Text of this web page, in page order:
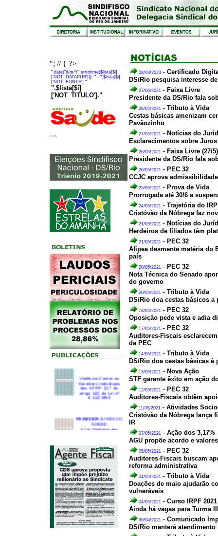
"; // } ?>
".date("d/m/Y",strtotime($lista[$i]
['NOT_DATAPUB'])). " - ".$lista[$i]
['NOT_FONTE']."
".$lista[$i]
['NOT_TITULO']."
Garantias Individuais
dos AFRF: §1º, do
artigo 142, da Lei nº
8.112/1990
PARECER JURÍDICO
SOBRE
A Lei Orgânica dos
Auditores-Fiscais da
Lei: 10.741 01/10/2003
ESTATUTO DO IDOSO
Seminário:Controle
Aduaneiro, Lavagem
de Dinheiro e
08/03/2023 - Certificado
DS/Rio pesquisa interesse
27/06/2021 - Faixa Livre
Presidente da DS/Rio fala
28/05/2021 - Tributo à Vida
Cestas básicas amenizam
Pavãozinho
27/05/2021 - Notícias do
Esclarecimentos sobre
26/05/2021 - Faixa Livre (27/5)
Presidente da DS/Rio fala
26/05/2021 - PEC 32
CCJC aprova
25/05/2021 - Prova de Vida
Prorrogada até 30/6 a
24/05/2021 - Trajetória do
Cristóvão da Nóbrega faz
21/05/2021 - Notícias do
Herdeiros de filiados têm
21/05/2021 - PEC 32
Afipea desmente matéria do
país
20/05/2021 - PEC 32
Nota Técnica do Senado
do governo
20/05/2021 - Tributo à Vida
DS/Rio doa cestas básicos
18/05/2021 - PEC 32
Oposição pede vista e adia
17/05/2021 - PEC 32
Auditores-Fiscais
da PEC
14/05/2021 - Tributo à Vida
DS/Rio doa cestas básicas à
13/05/2021 - Nova Ação
STF garante êxito em ação
12/05/2021 - PEC 32
Auditores-Fiscais obtêm
11/05/2021 - Atividades
Cristóvão da Nóbrega lança
IR
07/05/2021 - Ação dos 3,17%
AGU propõe acordo e
05/05/2021 - PEC 32
Auditores-Fiscais buscam
reforma administrativa
04/05/2021 - Tributo à Vida
Doações de maio ajudarão
vulneráveis
04/05/2021 - Curso IRPF 2021
Ainda há vagas para Turma
30/04/2021 - Comunicado
DS/Rio manterá